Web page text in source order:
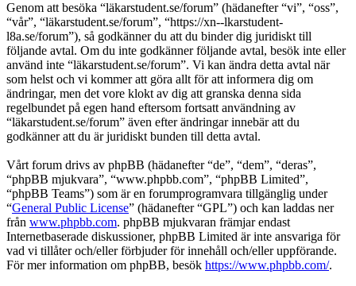
Genom att besöka “läkarstudent.se/forum” (hädanefter “vi”, “oss”,
“vår”, “läkarstudent.se/forum”, “https://xn--lkarstudent-
l8a.se/forum”), så godkänner du att du binder dig juridiskt till
följande avtal. Om du inte godkänner följande avtal, besök inte eller
använd inte “läkarstudent.se/forum”. Vi kan ändra detta avtal när
som helst och vi kommer att göra allt för att informera dig om
ändringar, men det vore klokt av dig att granska denna sida
regelbundet på egen hand eftersom fortsatt användning av
“läkarstudent.se/forum” även efter ändringar innebär att du
godkänner att du är juridiskt bunden till detta avtal.
Vårt forum drivs av phpBB (hädanefter “de”, “dem”, “deras”,
“phpBB mjukvara”, “www.phpbb.com”, “phpBB Limited”,
“phpBB Teams”) som är en forumprogramvara tillgänglig under
“General Public License” (hädanefter “GPL”) och kan laddas ner
från www.phpbb.com. phpBB mjukvaran främjar endast
Internetbaserade diskussioner, phpBB Limited är inte ansvariga för
vad vi tillåter och/eller förbjuder för innehåll och/eller uppförande.
För mer information om phpBB, besök https://www.phpbb.com/.